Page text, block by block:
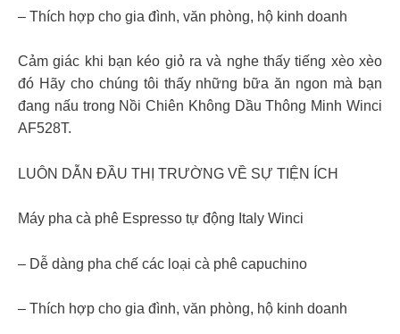
– Thích hợp cho gia đình, văn phòng, hộ kinh doanh
Cảm giác khi bạn kéo giỏ ra và nghe thấy tiếng xèo xèo
đó Hãy cho chúng tôi thấy những bữa ăn ngon mà bạn
đang nấu trong Nồi Chiên Không Dầu Thông Minh Winci
AF528T.
LUÔN DẪN ĐẦU THỊ TRƯỜNG VỀ SỰ TIỆN ÍCH
Máy pha cà phê Espresso tự động Italy Winci
– Dễ dàng pha chế các loại cà phê capuchino
– Thích hợp cho gia đình, văn phòng, hộ kinh doanh